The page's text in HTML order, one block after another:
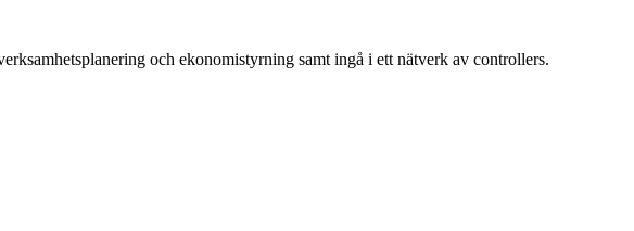
och ekonomistyrning samt ingå i ett nätverk av controllers.